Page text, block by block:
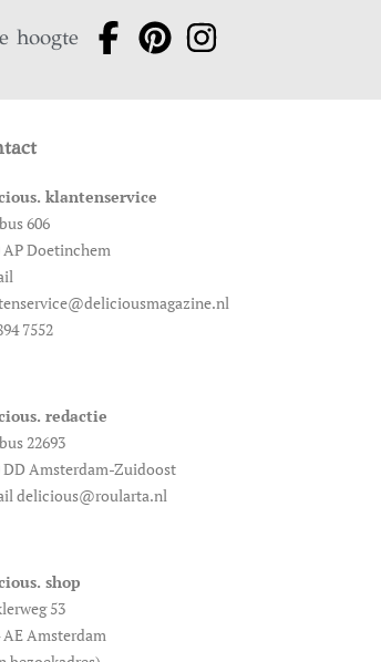
hoogte
klantenservice
606
AP Doetinchem
7552
redactie
22693
DD Amsterdam-Zuidoost
delicious@roularta.nl
shop
53
AE Amsterdam